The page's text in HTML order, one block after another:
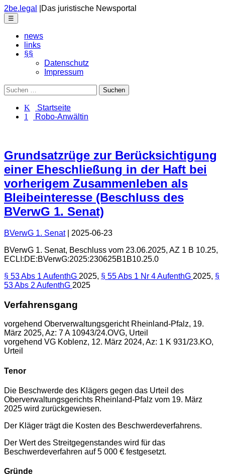
Skip
to
the
content
2be.legal Das juristische Newsportal
☰
news
links
§§
Datenschutz
Impressum
Suchen
nach:
K Startseite
1 Robo-Anwältin
Grundsatzrüge zur Berücksichtigung
einer Eheschließung in der Haft bei
vorherigem Zusammenleben als
Bleibeinteresse (Beschluss des
BVerwG 1. Senat)
BVerwG 1. Senat
2025-06-23
BVerwG 1. Senat, Beschluss vom 23.06.2025, AZ 1 B 10.25,
ECLI:DE:BVerwG:2025:230625B1B10.25.0
§ 53 Abs 1 AufenthG 2025, § 55 Abs 1 Nr 4 AufenthG 2025, §
53 Abs 2 AufenthG 2025
Verfahrensgang
vorgehend Oberverwaltungsgericht Rheinland-Pfalz, 19.
März 2025, Az: 7 A 10943/24.OVG, Urteil
vorgehend VG Koblenz, 12. März 2024, Az: 1 K 931/23.KO,
Urteil
Tenor
Die Beschwerde des Klägers gegen das Urteil des
Oberverwaltungsgerichts Rheinland-Pfalz vom 19. März
2025 wird zurückgewiesen.
Der Kläger trägt die Kosten des Beschwerdeverfahrens.
Der Wert des Streitgegenstandes wird für das
Beschwerdeverfahren auf 5 000 € festgesetzt.
Gründe